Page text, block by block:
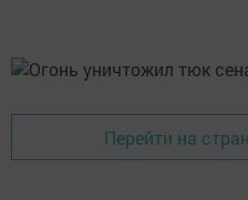
Перейти на